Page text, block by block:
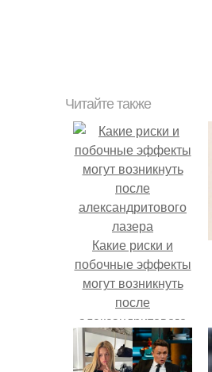
Читайте также
Какие риски и
побочные эффекты
могут возникнуть
после
александритового
лазера